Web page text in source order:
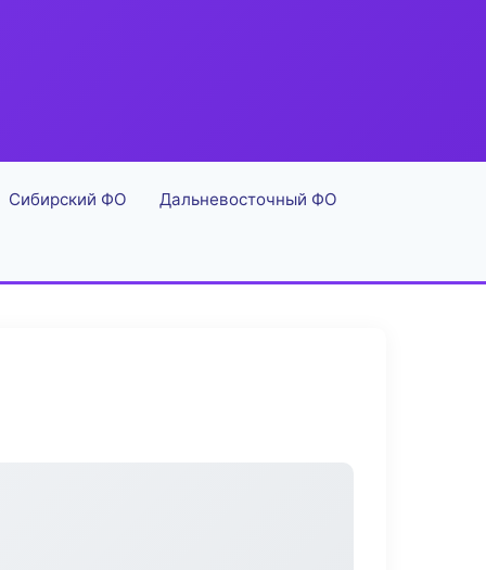
Сибирский ФО Дальневосточный ФО